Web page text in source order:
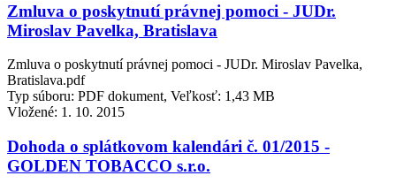
Zmluva o poskytnutí právnej pomoci - JUDr.
Miroslav Pavelka, Bratislava
Zmluva o poskytnutí právnej pomoci - JUDr. Miroslav Pavelka,
Bratislava.pdf
Typ súboru: PDF dokument, Veľkosť: 1,43 MB
Vložené: 1. 10. 2015
Dohoda o splátkovom kalendári č. 01/2015 -
GOLDEN TOBACCO s.r.o.